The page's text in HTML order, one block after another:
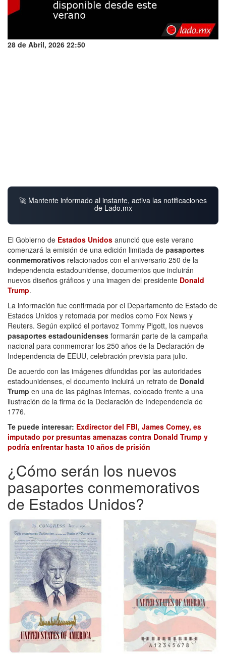
28 de Abril, 2026 22:50
🚀 Mantente informado al instante, activa las notificaciones
de Lado.mx
El Gobierno de Estados Unidos anunció que este verano
comenzará la emisión de una edición limitada de pasaportes
conmemorativos relacionados con el aniversario 250 de la
independencia estadounidense, documentos que incluirán
nuevos diseños gráficos y una imagen del presidente Donald
Trump.
La información fue confirmada por el Departamento de Estado de
Estados Unidos y retomada por medios como Fox News y
Reuters. Según explicó el portavoz Tommy Pigott, los nuevos
pasaportes estadounidenses formarán parte de la campaña
nacional para conmemorar los 250 años de la Declaración de
Independencia de EEUU, celebración prevista para julio.
De acuerdo con las imágenes difundidas por las autoridades
estadounidenses, el documento incluirá un retrato de Donald
Trump en una de las páginas internas, colocado frente a una
ilustración de la firma de la Declaración de Independencia de
1776.
Te puede interesar: Exdirector del FBI, James Comey, es
imputado por presuntas amenazas contra Donald Trump y
podría enfrentar hasta 10 años de prisión
¿Cómo serán los nuevos
pasaportes conmemorativos
de Estados Unidos?